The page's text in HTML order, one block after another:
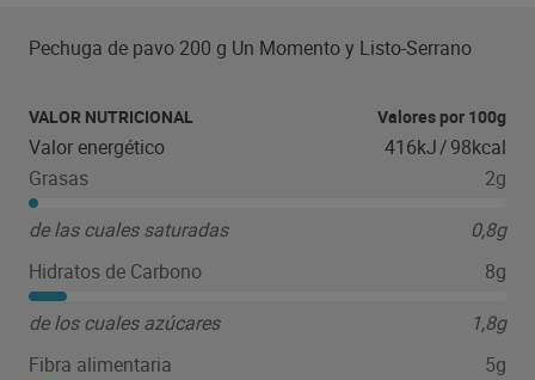
Pechuga de pavo 200 g Un Momento y Listo-Serrano
VALOR NUTRICIONAL Valores por 100g
Valor energético 416kJ/98kcal
Grasas
2g
de las cuales saturadas
0,8g
Hidratos de Carbono
8g
de los cuales azúcares
1,8g
Fibra alimentaria
5g